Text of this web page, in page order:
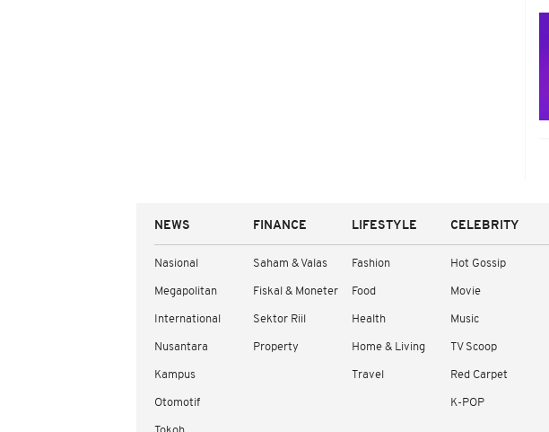
NEWS
Nasional
Megapolitan
International
Nusantara
Kampus
Otomotif
FINANCE
Saham & Valas
Fiskal & Moneter
Sektor Riil
Property
LIFESTYLE
Fashion
Food
Health
Home & Living
Travel
CELEBRITY
Hot Gossip
Movie
Music
TV Scoop
Red Carpet
K-POP